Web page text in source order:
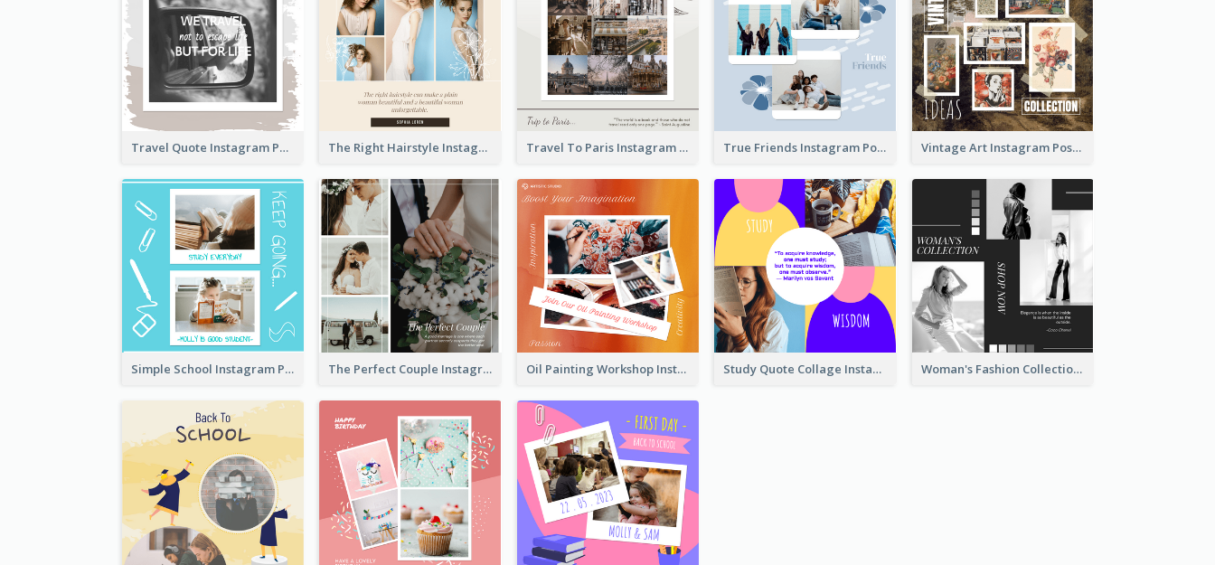
Travel Quote Instagram Post The Right Hairstyle Instagram Post Travel To Paris Instagram Post True Friends Instagram Post Vintage Art Instagram Post
Simple School Instagram Post The Perfect Couple Instagram Post Oil Painting Workshop Instagram Post Study Quote Collage Instagram Post Woman's Fashion Collection Instagram Post